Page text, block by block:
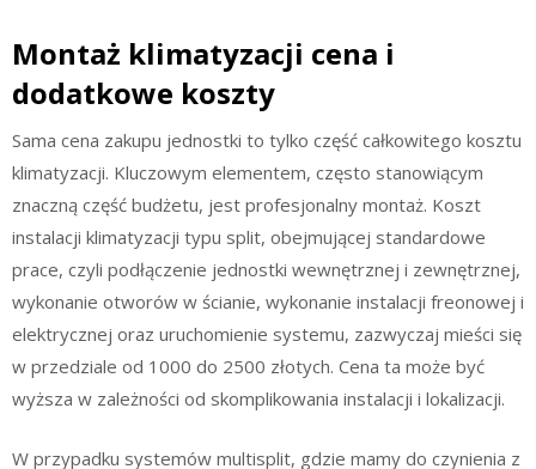
Montaż klimatyzacji cena i
dodatkowe koszty
Sama cena zakupu jednostki to tylko część całkowitego kosztu
klimatyzacji. Kluczowym elementem, często stanowiącym
znaczną część budżetu, jest profesjonalny montaż. Koszt
instalacji klimatyzacji typu split, obejmującej standardowe
prace, czyli podłączenie jednostki wewnętrznej i zewnętrznej,
wykonanie otworów w ścianie, wykonanie instalacji freonowej i
elektrycznej oraz uruchomienie systemu, zazwyczaj mieści się
w przedziale od 1000 do 2500 złotych. Cena ta może być
wyższa w zależności od skomplikowania instalacji i lokalizacji.
W przypadku systemów multisplit, gdzie mamy do czynienia z